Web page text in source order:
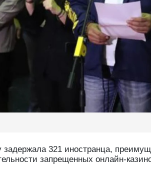
321 иностранца,
запрещенных онлайн-